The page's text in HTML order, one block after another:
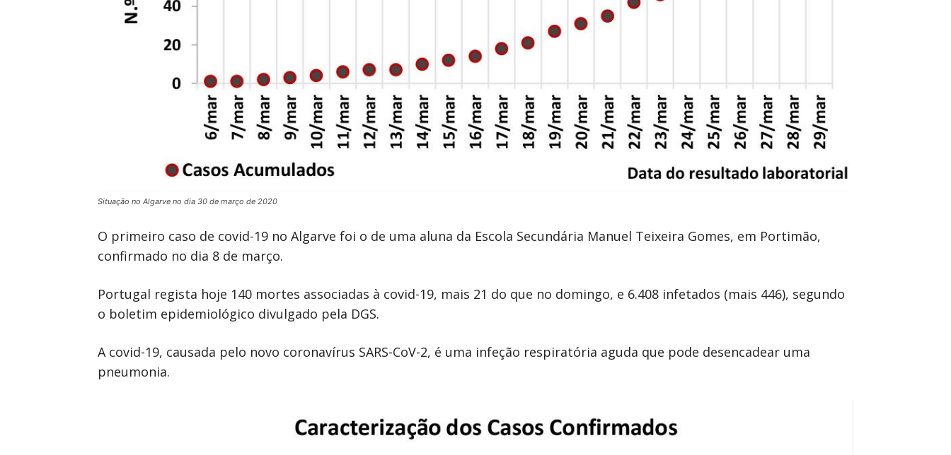
Situação no Algarve no dia 30 de março de 2020
O primeiro caso de covid-19 no Algarve foi o de uma aluna da Escola Secundária Manuel Teixeira Gomes, em Portimão,
confirmado no dia 8 de março.
Portugal regista hoje 140 mortes associadas à covid-19, mais 21 do que no domingo, e 6.408 infetados (mais 446), segundo
o boletim epidemiológico divulgado pela DGS.
A covid-19, causada pelo novo coronavírus SARS-CoV-2, é uma infeção respiratória aguda que pode desencadear uma
pneumonia.